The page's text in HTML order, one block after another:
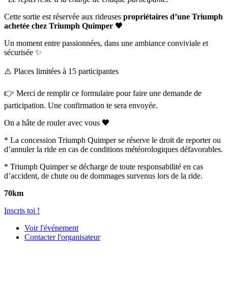
Cette sortie est réservée aux rideuses propriétaires d’une Triumph
achetée chez Triumph Quimper 🖤
Un moment entre passionnées, dans une ambiance conviviale et
sécurisée ✨
⚠️ Places limitées à 15 participantes
👉 Merci de remplir ce formulaire pour faire une demande de
participation. Une confirmation te sera envoyée.
On a hâte de rouler avec vous 🖤
* La concession Triumph Quimper se réserve le droit de reporter ou
d’annuler la ride en cas de conditions météorologiques défavorables.
* Triumph Quimper se décharge de toute responsabilité en cas
d’accident, de chute ou de dommages survenus lors de la ride.
70km
Inscris toi !
Voir l'événement
Contacter l'organisateur